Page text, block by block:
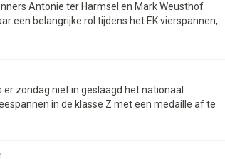
Antonie ter Harmsel en Mark Weusthof
een belangrijke rol tijdens het EK vierspannen,
er zondag niet in geslaagd het nationaal
in de klasse Z met een medaille af te